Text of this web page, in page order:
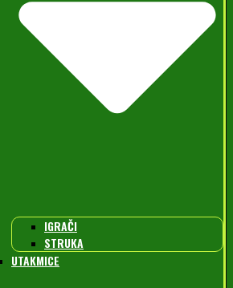
IGRAČI
STRUKA
UTAKMICE